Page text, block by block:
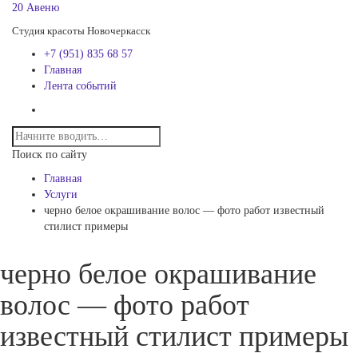
20 Авеню
Студия красоты Новочеркасск
+7 (951) 835 68 57
Главная
Лента событий
Поиск по сайту
Главная
Услуги
черно белое окрашивание волос — фото работ известный
стилист примеры
черно белое окрашивание
волос — фото работ
известный стилист примеры